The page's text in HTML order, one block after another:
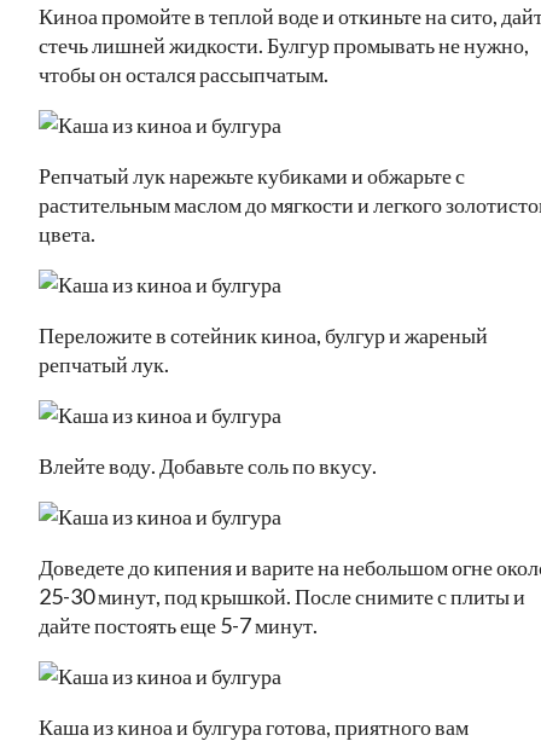
Киноа промойте в теплой воде и откиньте на сито,
стечь лишней жидкости. Булгур промывать не нужно,
чтобы он остался рассыпчатым.
Репчатый лук нарежьте кубиками и обжарьте с
растительным маслом до мягкости и легкого
цвета.
Переложите в сотейник киноа, булгур и жареный
репчатый лук.
Влейте воду. Добавьте соль по вкусу.
Доведете до кипения и варите на небольшом огне
25-30 минут, под крышкой. После снимите с плиты и
дайте постоять еще 5-7 минут.
Каша из киноа и булгура готова, приятного вам